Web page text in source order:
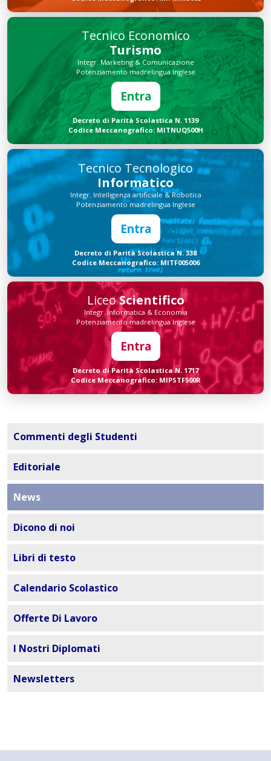
Tecnico Economico
Turismo
Integr. Marketing & Comunicazione
Potenziamento madrelingua Inglese
Entra
Decreto di Parità Scolastica N. 1139
Codice Meccanografico: MITNUQ500H
Tecnico Tecnologico
Informatico
Integr. Intelligenza artificiale & Robotica
Potenziamento madrelingua Inglese
Entra
Decreto di Parità Scolastica N. 338
Codice Meccanografico: MITF005006
LiceoScientifico
Integr. Informatica & Economia
Potenziamento madrelingua Inglese
Entra
Decreto di Parità Scolastica N. 1717
Codice Meccanografico: MIPSTF500R
Commenti degli Studenti
Editoriale
News
Dicono di noi
Libri di testo
Calendario Scolastico
Offerte Di Lavoro
I Nostri Diplomati
Newsletters